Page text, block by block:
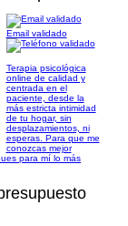
Email validado
Terapia psicológica
online de calidad y
centrada en el
paciente, desde la
más estricta intimidad
de tu hogar, sin
desplazamientos, ni
esperas. Para que me
conozcas mejor
para mí lo más